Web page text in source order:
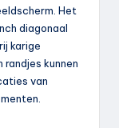
Het
diagonaal
karige
kunnen
van